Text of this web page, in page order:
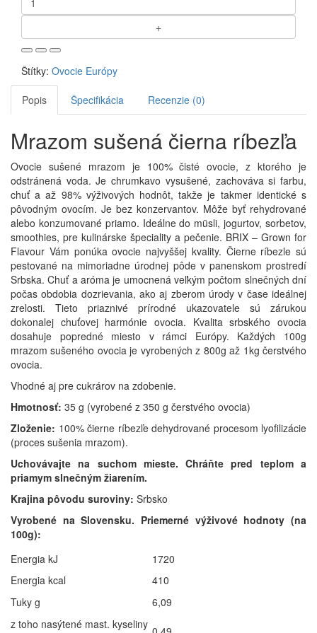
Štítky: Ovocie Európy
Popis Špecifikácia Recenzie (0)
Mrazom sušená čierna ríbezľa
Ovocie sušené mrazom je 100% čisté ovocie, z ktorého je
odstránená voda. Je chrumkavo vysušené, zachováva si farbu,
chuť a až 98% výživových hodnôt, takže je takmer identické s
pôvodným ovocím. Je bez konzervantov. Môže byť rehydrované
alebo konzumované priamo. Ideálne do müsli, jogurtov, sorbetov,
smoothies, pre kulinárske špeciality a pečenie. BRIX – Grown for
Flavour Vám ponúka ovocie najvyššej kvality. Čierne ríbezle sú
pestované na mimoriadne úrodnej pôde v panenskom prostredí
Srbska. Chuť a aróma je umocnená veľkým počtom slnečných dní
počas obdobia dozrievania, ako aj zberom úrody v čase ideálnej
zrelosti. Tieto priaznivé prírodné ukazovatele sú zárukou
dokonalej chuťovej harmónie ovocia. Kvalita srbského ovocia
dosahuje popredné miesto v rámci Európy. Každých 100g
mrazom sušeného ovocia je vyrobených z 800g až 1kg čerstvého
ovocia.
Vhodné aj pre cukrárov na zdobenie.
Hmotnosť: 35 g (vyrobené z 350 g čerstvého ovocia)
Zloženie: 100% čierne ríbezľe dehydrované procesom lyofilizácie
(proces sušenia mrazom).
Uchovávajte na suchom mieste. Chráňte pred teplom a
priamym slnečným žiarením.
Krajina pôvodu suroviny: Srbsko
Vyrobené na Slovensku. Priemerné výživové hodnoty (na
100g):
Energia kJ
1720
Energia kcal
410
Tuky g
6,09
z toho nasýtené mast. kyseliny